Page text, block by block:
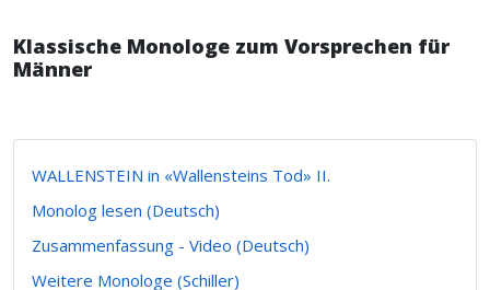
Klassische Monologe zum Vorsprechen für
Männer
WALLENSTEIN in «Wallensteins Tod» II.
Monolog lesen (Deutsch)
Zusammenfassung - Video (Deutsch)
Weitere Monologe (Schiller)